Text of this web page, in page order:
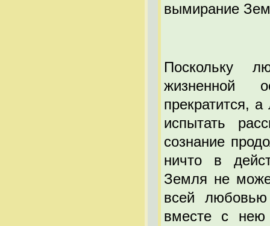
вымирание
Поскольку
жизненной
прекратится,
испытать
сознание
ничто в
Земля не
всей
вместе с нею